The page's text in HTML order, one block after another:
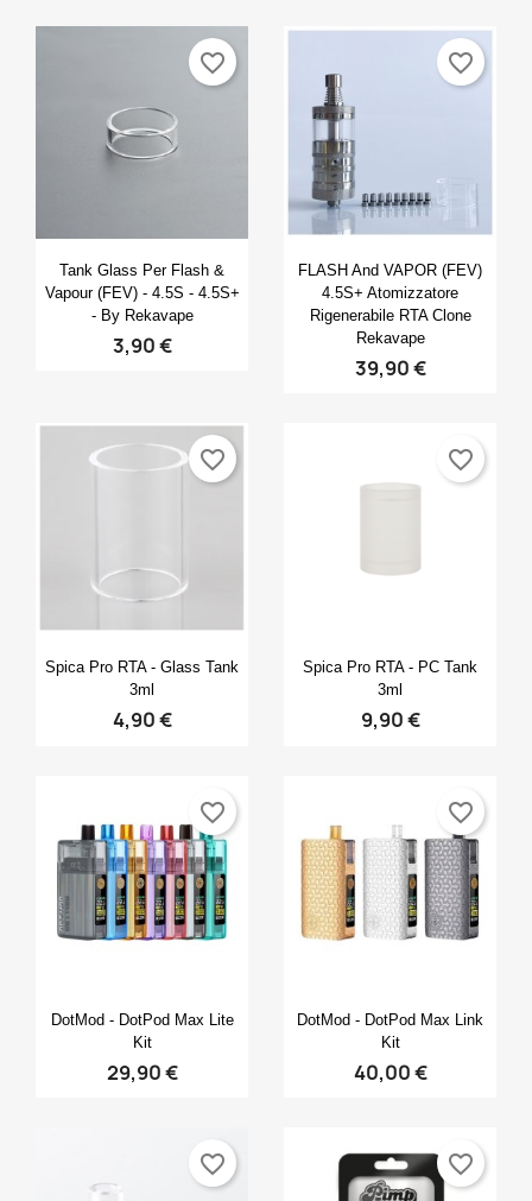
Anteprima
Tank Glass Per Flash &
Vapour (FEV) - 4.5S - 4.5S+
- By Rekavape
3,90 €
favorite_border
Anteprima
FLASH And VAPOR (FEV)
4.5S+ Atomizzatore
Rigenerabile RTA Clone
Rekavape
39,90 €
favorite_border
Anteprima
Spica Pro RTA - Glass Tank
3ml
4,90 €
favorite_border
Anteprima
Spica Pro RTA - PC Tank
3ml
9,90 €
favorite_border
 Anteprima
DotMod - DotPod Max Lite
Kit
29,90 €
favorite_border
 Anteprima
DotMod - DotPod Max Link
Kit
40,00 €
favorite_border
favorite_border favorite_border